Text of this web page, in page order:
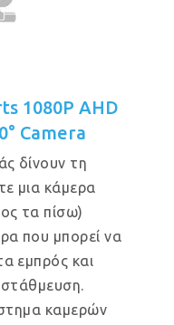
1080P AHD
Camera
δίνουν τη
μια κάμερα
τα πίσω)
που μπορεί να
εμπρός και
καμερών